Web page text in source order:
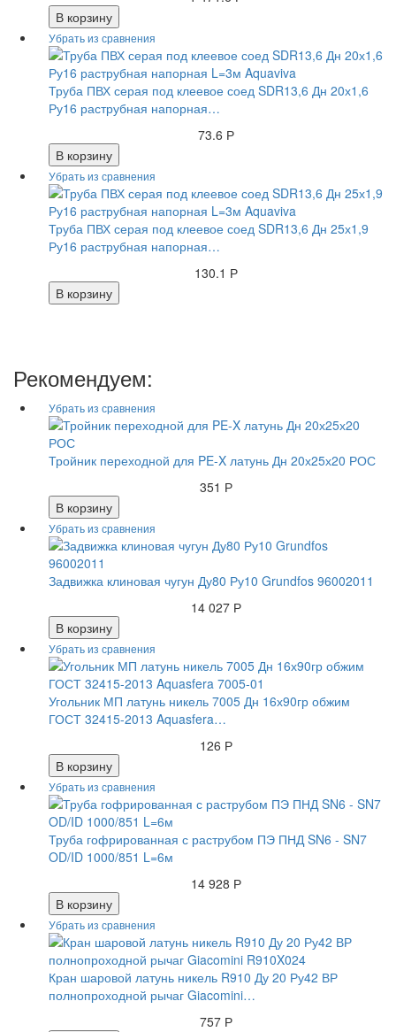
В корзину
Труба ПВХ серая под клеевое соед SDR13,6 Дн 20х1,6
Ру16 раструбная напорная…
73.6 Р
В корзину
Труба ПВХ серая под клеевое соед SDR13,6 Дн 25х1,9
Ру16 раструбная напорная…
130.1 Р
В корзину
Рекомендуем:
Тройник переходной для PE-X латунь Дн 20х25х20 РОС
351 Р
В корзину
Задвижка клиновая чугун Ду80 Ру10 Grundfos 96002011
14 027 Р
В корзину
Угольник МП латунь никель 7005 Дн 16х90гр обжим
ГОСТ 32415-2013 Aquasfera…
126 Р
В корзину
Труба гофрированная с раструбом ПЭ ПНД SN6 - SN7
OD/ID 1000/851 L=6м
14 928 Р
В корзину
Кран шаровой латунь никель R910 Ду 20 Ру42 ВР
полнопроходной рычаг Giacomini…
757 Р